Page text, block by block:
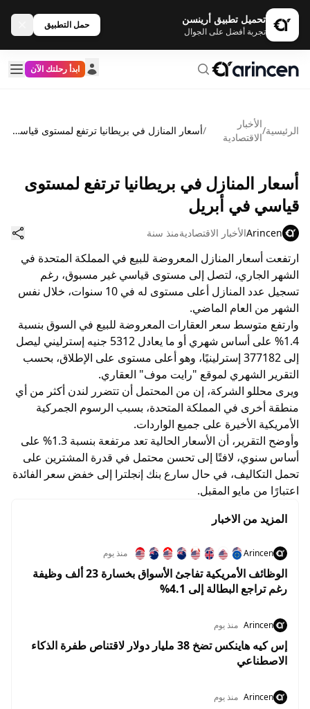
تحميل تطبيق أرينسن
تجربة أفضل على الجوال
حمل التطبيق
ابدأ رحلتك الآن
الرئيسية/
الأخبار
الاقتصادية
/ أسعار المنازل في بريطانيا ترتفع لمستوى قياسي في أبريل
أسعار المنازل في بريطانيا ترتفع لمستوى
قياسي في أبريل
Arincenالأخبار الاقتصاديةمنذ سنة
ارتفعت أسعار المنازل المعروضة للبيع في المملكة المتحدة في
الشهر الجاري، لتصل إلى مستوى قياسي غير مسبوق، رغم
تسجيل عدد المنازل أعلى مستوى له في 10 سنوات، خلال نفس
الشهر من العام الماضي.
وارتفع متوسط سعر العقارات المعروضة للبيع في السوق بنسبة
1.4% على أساس شهري أو ما يعادل 5312 جنيه إسترليني ليصل
إلى 377182 إسترلينيًا، وهو أعلى مستوى على الإطلاق، بحسب
التقرير الشهري لموقع "رايت موف" العقاري.
ويرى محللو الشركة، إن من المحتمل أن تتضرر لندن أكثر من أي
منطقة أخرى في المملكة المتحدة، بسبب الرسوم الجمركية
الأمريكية الأخيرة على جميع الواردات.
وأوضح التقرير، أن الأسعار الحالية تعد مرتفعة بنسبة 1.3% على
أساس سنوي، لافتًا إلى تحسن محتمل في قدرة المشترين على
تحمل التكاليف، في حال سارع بنك إنجلترا إلى خفض سعر الفائدة
اعتبارًا من مايو المقبل.
المزيد من الاخبار
Arincen منذ يوم
الوظائف الأمريكية تفاجئ الأسواق بخسارة 23 ألف وظيفة
رغم تراجع البطالة إلى 4.1%
Arincen منذ يوم
إس كيه هاينكس تضخ 38 مليار دولار لاقتناص طفرة الذكاء
الاصطناعي
Arincen منذ يوم